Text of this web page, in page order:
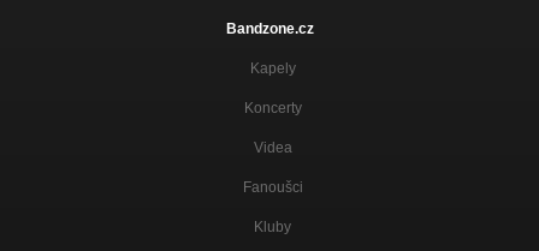
Bandzone.cz
Kapely
Koncerty
Videa
Fanoušci
Kluby